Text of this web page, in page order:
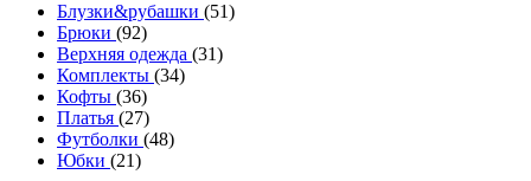
Блузки&рубашки (51)
Брюки (92)
Верхняя одежда (31)
Комплекты (34)
Кофты (36)
Платья (27)
Футболки (48)
Юбки (21)